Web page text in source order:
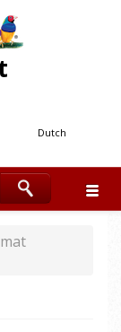
Dutch